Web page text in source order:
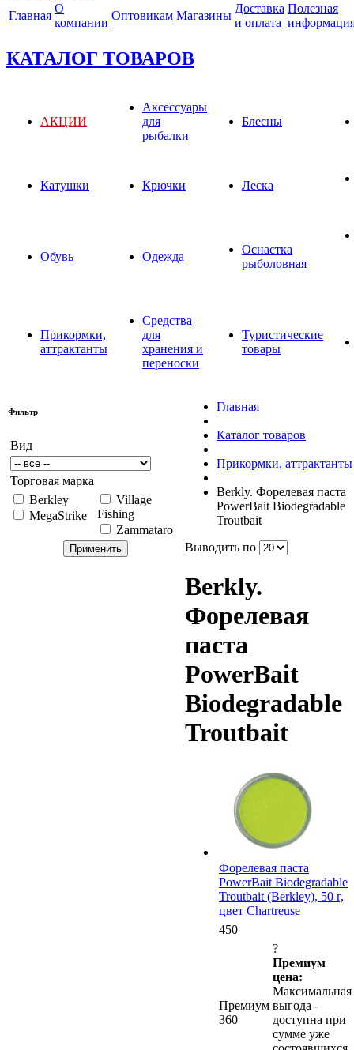
Главная
О
компании
Оптовикам Магазины
Доставка
и оплата
Полезная
КАТАЛОГ ТОВАРОВ
АКЦИИ
Аксессуары
для
рыбалки
Блесны
Катушки Крючки Леска
Обувь Одежда
Оснастка
рыболовная
Прикормки,
аттрактанты
Средства
для
хранения и
переноски
Туристические
товары
Фильтр
Вид
Торговая марка
Berkley
MegaStrike
Village
Fishing
Zammataro
Главная
Каталог товаров
Прикормки, аттрактанты
Berkly. Форелевая паста
PowerBait Biodegradable
Troutbait
Выводить по
Berkly.
Форелевая
паста
PowerBait
Biodegradable
Troutbait
Форелевая паста
PowerBait Biodegradable
Troutbait (Berkley), 50 г,
цвет Chartreuse
450
Премиум
360
?
Премиум
цена:
Максимальная
выгода -
доступна при
сумме уже